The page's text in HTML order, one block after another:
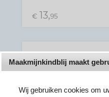
€ 13,95
Maakmijnkindblij maakt
Wij gebruiken cookies om